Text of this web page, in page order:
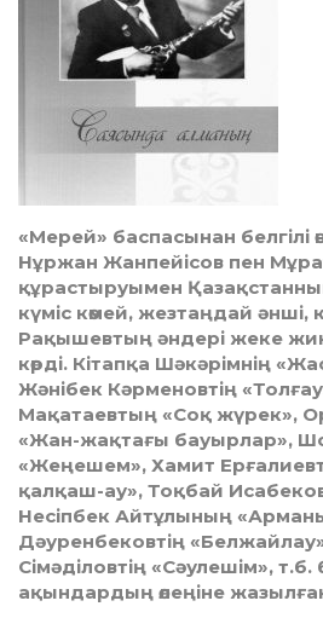
«Мерей» баспасынан белгілі
Нұржан Жанпейісов пен
құрастыруымен
күміс көмей, жезтаңдай
Рақышевтың әндері жеке
көрді. Кітапқа Шәкәрімнің
Жәнібек Кәрменовтің
Мақатаевтың «Соқ жүрек»,
«Жан-жақтағы бауырлар»,
«Жеңешем», Хамит
қалқаш-ау», Тоқбай
Несіпбек Айтұлының
Дәуренбековтің
Сімәділовтің «Сәулешім», т.б.
ақындардың өлеңіне